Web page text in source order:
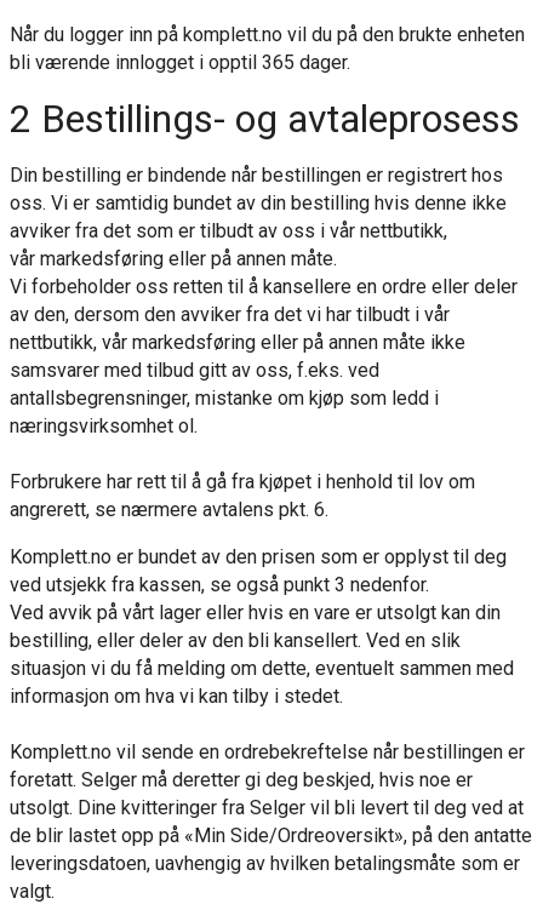
Når du logger inn på komplett.no vil du på den brukte enheten
bli værende innlogget i opptil 365 dager.
2 Bestillings- og avtaleprosess
Din bestilling er bindende når bestillingen er registrert hos
oss. Vi er samtidig bundet av din bestilling hvis denne ikke
avviker fra det som er tilbudt av oss i vår nettbutikk,
vår markedsføring eller på annen måte.
Vi forbeholder oss retten til å kansellere en ordre eller deler
av den, dersom den avviker fra det vi har tilbudt i vår
nettbutikk, vår markedsføring eller på annen måte ikke
samsvarer med tilbud gitt av oss, f.eks. ved
antallsbegrensninger, mistanke om kjøp som ledd i
næringsvirksomhet ol.
Forbrukere har rett til å gå fra kjøpet i henhold til lov om
angrerett, se nærmere avtalens pkt. 6.
Komplett.no er bundet av den prisen som er opplyst til deg
ved utsjekk fra kassen, se også punkt 3 nedenfor.
Ved avvik på vårt lager eller hvis en vare er utsolgt kan din
bestilling, eller deler av den bli kansellert. Ved en slik
situasjon vi du få melding om dette, eventuelt sammen med
informasjon om hva vi kan tilby i stedet.
Komplett.no vil sende en ordrebekreftelse når bestillingen er
foretatt. Selger må deretter gi deg beskjed, hvis noe er
utsolgt. Dine kvitteringer fra Selger vil bli levert til deg ved at
de blir lastet opp på «Min Side/Ordreoversikt», på den antatte
leveringsdatoen, uavhengig av hvilken betalingsmåte som er
valgt.